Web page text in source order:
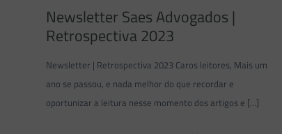
Newsletter Saes Advogados |
Retrospectiva 2023
Newsletter | Retrospectiva 2023 Caros leitores, Mais um
ano se passou, e nada melhor do que recordar e
oportunizar a leitura nesse momento dos artigos e […]